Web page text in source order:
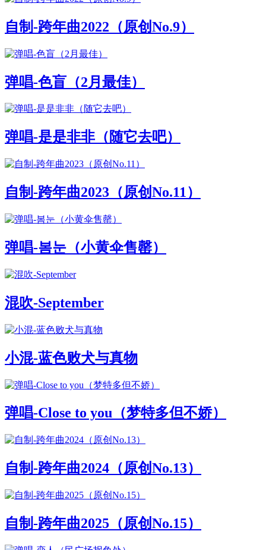
自制-跨年曲2022（原创No.9）
弹唱-色盲（2月最佳）
弹唱-是是非非（随它去吧）
自制-跨年曲2023（原创No.11）
弹唱-봄눈（小黄伞售罄）
混吹-September
小混-蓝色败犬与真物
弹唱-Close to you（梦特多但不娇）
自制-跨年曲2024（原创No.13）
自制-跨年曲2025（原创No.15）